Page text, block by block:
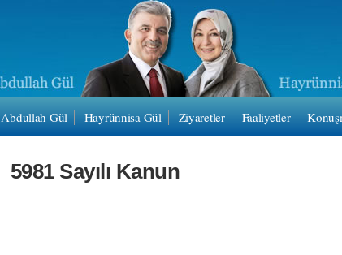
Abdullah Gül Hayrünnisa Gül Ziyaretler Faaliyetler
5981 Sayılı Kanun